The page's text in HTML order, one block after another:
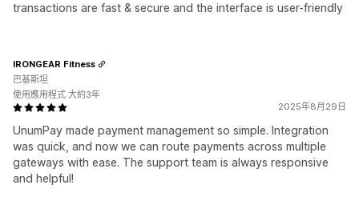
transactions are fast & secure and the interface is user-friendly
2025年8月29日
UnumPay made payment management so simple. Integration
was quick, and now we can route payments across multiple
gateways with ease. The support team is always responsive
and helpful!
IRONGEAR Fitness
巴基斯坦
使用應用程式 大約3年